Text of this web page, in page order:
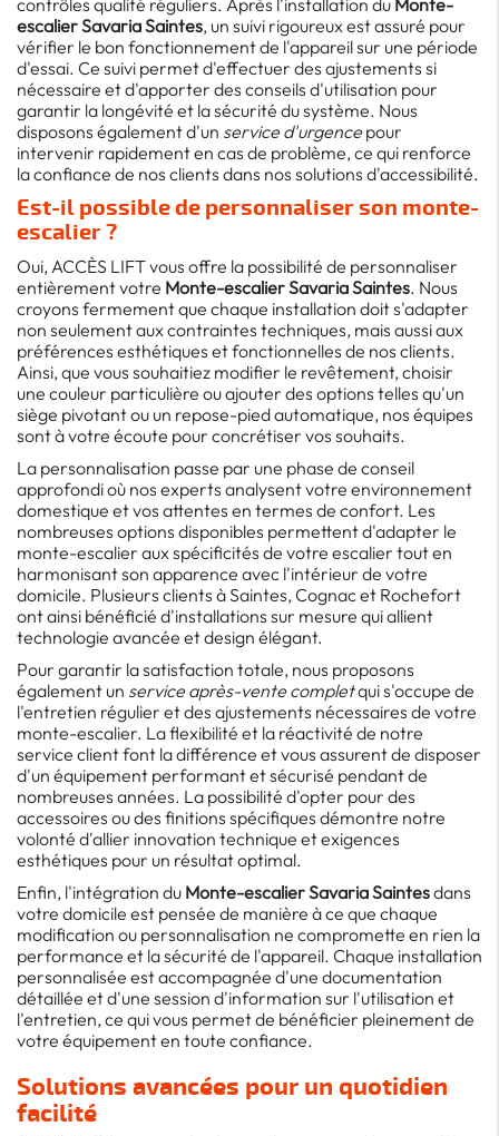
contrôles qualité réguliers. Après l'installation du Monte-
escalier Savaria Saintes, un suivi rigoureux est assuré pour
vérifier le bon fonctionnement de l'appareil sur une période
d'essai. Ce suivi permet d'effectuer des ajustements si
nécessaire et d'apporter des conseils d'utilisation pour
garantir la longévité et la sécurité du système. Nous
disposons également d'un service d'urgencepour
intervenir rapidement en cas de problème, ce qui renforce
la confiance de nos clients dans nos solutions d'accessibilité.
Est-il possible de personnaliser son monte-
escalier ?
Oui, ACCÈS LIFT vous offre la possibilité de personnaliser
entièrement votre Monte-escalier Savaria Saintes. Nous
croyons fermement que chaque installation doit s'adapter
non seulement aux contraintes techniques, mais aussi aux
préférences esthétiques et fonctionnelles de nos clients.
Ainsi, que vous souhaitiez modifier le revêtement, choisir
une couleur particulière ou ajouter des options telles qu'un
siège pivotant ou un repose-pied automatique, nos équipes
sont à votre écoute pour concrétiser vos souhaits.
La personnalisation passe par une phase de conseil
approfondi où nos experts analysent votre environnement
domestique et vos attentes en termes de confort. Les
nombreuses options disponibles permettent d'adapter le
monte-escalier aux spécificités de votre escalier tout en
harmonisant son apparence avec l'intérieur de votre
domicile. Plusieurs clients à Saintes, Cognac et Rochefort
ont ainsi bénéficié d'installations sur mesure qui allient
technologie avancée et design élégant.
Pour garantir la satisfaction totale, nous proposons
également un service après-vente completqui s'occupe de
l'entretien régulier et des ajustements nécessaires de votre
monte-escalier. La flexibilité et la réactivité de notre
service client font la différence et vous assurent de disposer
d'un équipement performant et sécurisé pendant de
nombreuses années. La possibilité d'opter pour des
accessoires ou des finitions spécifiques démontre notre
volonté d'allier innovation technique et exigences
esthétiques pour un résultat optimal.
Enfin, l'intégration du Monte-escalier Savaria Saintesdans
votre domicile est pensée de manière à ce que chaque
modification ou personnalisation ne compromette en rien la
performance et la sécurité de l'appareil. Chaque installation
personnalisée est accompagnée d'une documentation
détaillée et d'une session d'information sur l'utilisation et
l'entretien, ce qui vous permet de bénéficier pleinement de
votre équipement en toute confiance.
Solutions avancées pour un quotidien
facilité